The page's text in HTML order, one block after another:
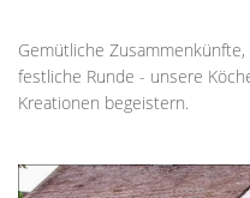
Gemütliche
festliche Runde - unsere
Kreationen begeistern.